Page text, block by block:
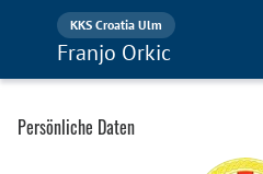
KKS Croatia Ulm
Franjo Orkic
Persönliche Daten